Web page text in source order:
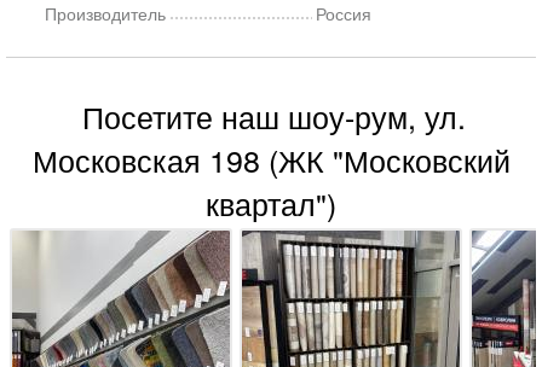
Производитель
Россия
Посетите наш шоу-рум, ул.
Московская 198 (ЖК "Московский
квартал")